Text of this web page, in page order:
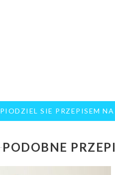
PIODZIEL SIE PRZEPISEM
PODOBNE